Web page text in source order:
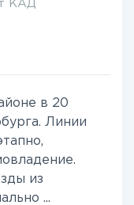
КАД
в 20
Линии
из
...